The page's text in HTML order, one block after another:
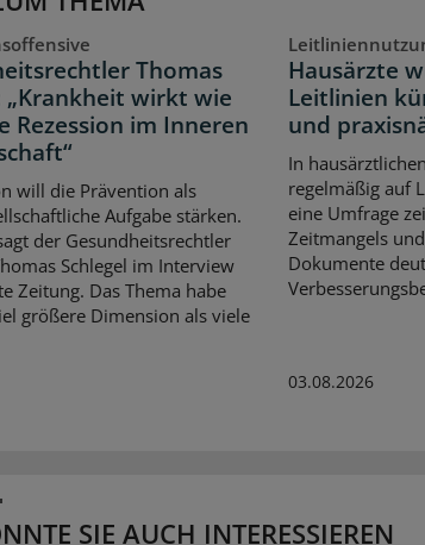
Thomas
„Krankheit wirkt wie
Rezession im Inneren
will die Prävention als
Aufgabe stärken.
der Gesundheitsrechtler
Schlegel im Interview
Zeitung. Das Thema habe
größere Dimension als viele
Hausärzte
Leitlinien
und
In
regelmäßig auf
eine Umfrage
Zeitmangels
Dokumente
03.08.2026
SIE AUCH INTERESSIEREN